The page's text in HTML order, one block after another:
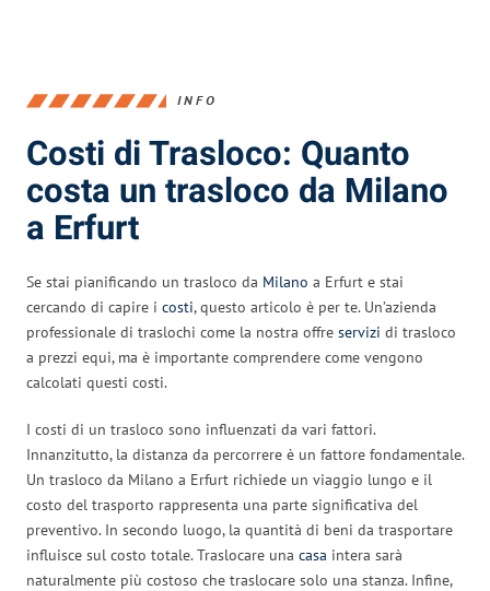
INFO
Costi di Trasloco: Quanto
costa un trasloco da Milano
a Erfurt
Se stai pianificando un trasloco da Milano a Erfurt e stai
cercando di capire i costi, questo articolo è per te. Un’azienda
professionale di traslochi come la nostra offre servizi di trasloco
a prezzi equi, ma è importante comprendere come vengono
calcolati questi costi.
I costi di un trasloco sono influenzati da vari fattori.
Innanzitutto, la distanza da percorrere è un fattore fondamentale.
Un trasloco da Milano a Erfurt richiede un viaggio lungo e il
costo del trasporto rappresenta una parte significativa del
preventivo. In secondo luogo, la quantità di beni da trasportare
influisce sul costo totale. Traslocare una casa intera sarà
naturalmente più costoso che traslocare solo una stanza. Infine,